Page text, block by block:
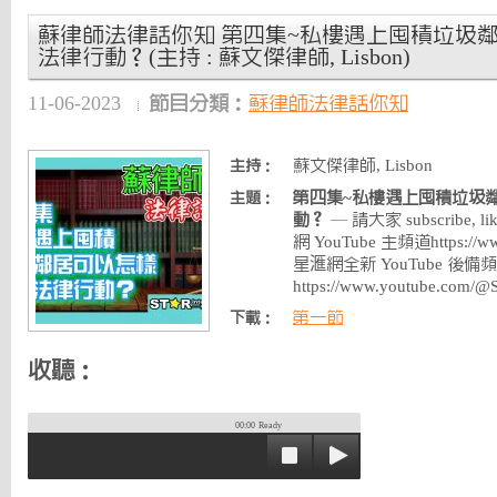
蘇律師法律話你知 第四集~私樓遇上囤積垃圾
法律行動？(主持 : 蘇文傑律師, Lisbon)
11-06-2023 節目分類： 蘇律師法律話你知
主持： 蘇文傑律師, Lisbon
主題：
第四集~私樓遇上囤積垃圾
動？ — 請大家 subscribe,
網 YouTube 主頻道https://
星滙網全新 YouTube 後備
https://www.youtube.com/
下載： 第一節
收聽：
00:00 Ready